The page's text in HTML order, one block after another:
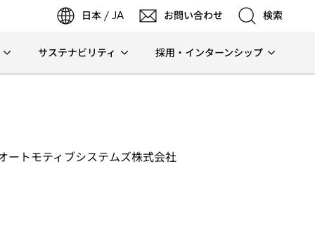
日本 / JA お問い合わせ 検索
検索
サステナビリティ 採用・インターンシップ
ートモティブシステムズ株式会社